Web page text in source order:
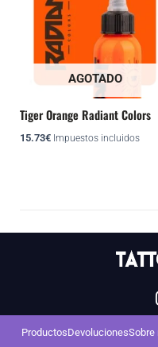
AGOTADO
Tiger Orange Radiant Colors
15.73€ Impuestos incluidos
ProductosDevolucionesSobre